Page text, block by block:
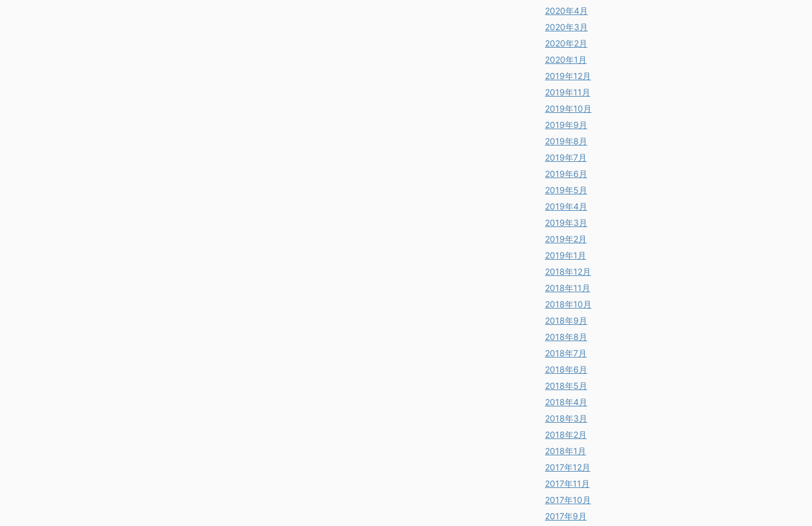
2020年4月
2020年3月
2020年2月
2020年1月
2019年12月
2019年11月
2019年10月
2019年9月
2019年8月
2019年7月
2019年6月
2019年5月
2019年4月
2019年3月
2019年2月
2019年1月
2018年12月
2018年11月
2018年10月
2018年9月
2018年8月
2018年7月
2018年6月
2018年5月
2018年4月
2018年3月
2018年2月
2018年1月
2017年12月
2017年11月
2017年10月
2017年9月